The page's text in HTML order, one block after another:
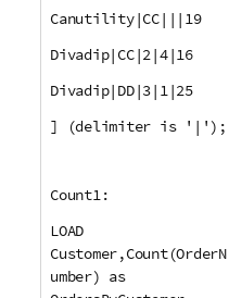
Canutility|CC|||19
Divadip|CC|2|4|16
Divadip|DD|3|1|25
] (delimiter is '|');
Count1:
LOAD
Customer,Count(OrderN
umber) as